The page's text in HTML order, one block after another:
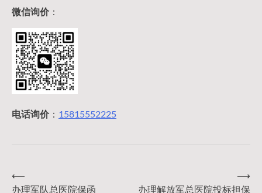
微信询价：
电话询价： 15815552225
文
⟵
办理军队总医院保函
办理解放军总医院投标担保
⟶